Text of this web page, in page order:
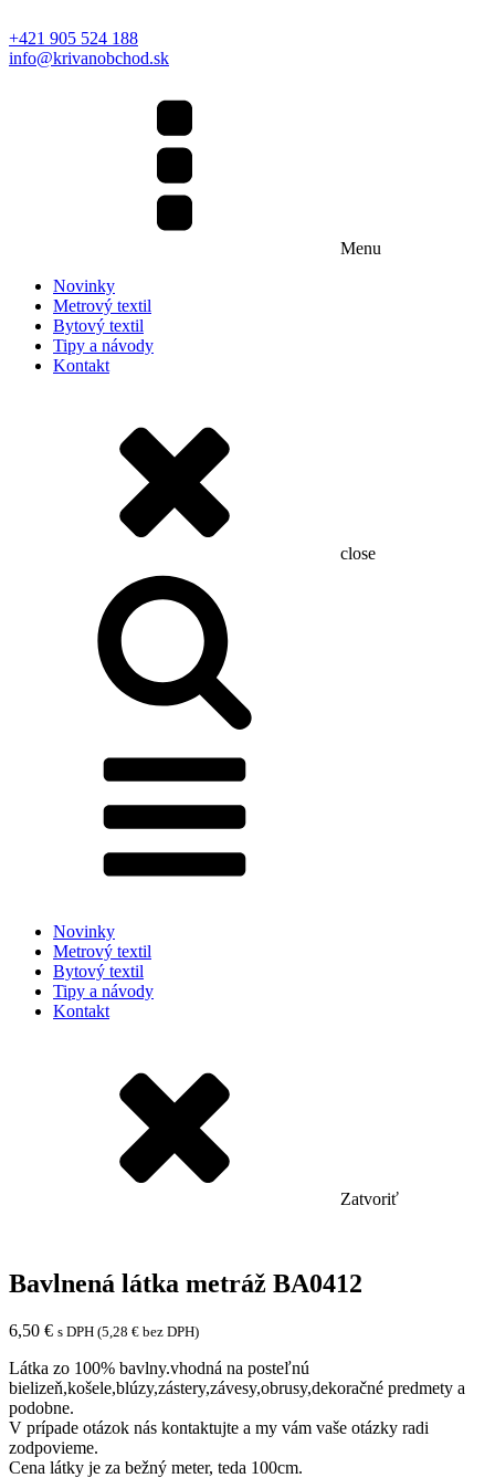
+421 905 524 188
info@krivanobchod.sk
Menu
Novinky
Metrový textil
Bytový textil
Tipy a návody
Kontakt
close
Novinky
Metrový textil
Bytový textil
Tipy a návody
Kontakt
Zatvoriť
Bavlnená látka metráž BA0412
6,50 € s DPH (5,28 € bez DPH)
Látka zo 100% bavlny.vhodná na posteľnú
bielizeň,košele,blúzy,zástery,závesy,obrusy,dekoračné predmety a
podobne.
V prípade otázok nás kontaktujte a my vám vaše otázky radi
zodpovieme.
Cena látky je za bežný meter, teda 100cm.